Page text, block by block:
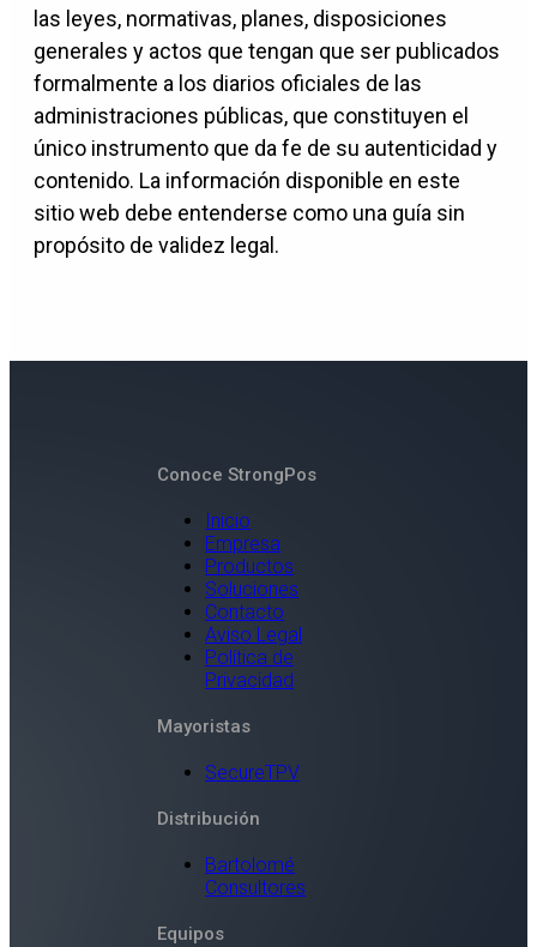
las leyes, normativas, planes, disposiciones
generales y actos que tengan que ser publicados
formalmente a los diarios oficiales de las
administraciones públicas, que constituyen el
único instrumento que da fe de su autenticidad y
contenido. La información disponible en este
sitio web debe entenderse como una guía sin
propósito de validez legal.
Conoce StrongPos
Inicio
Empresa
Productos
Soluciones
Contacto
Aviso Legal
Política de
Privacidad
Mayoristas
SecureTPV
Distribución
Bartolomé
Consultores
Equipos